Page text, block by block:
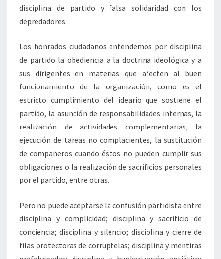
disciplina de partido y falsa solidaridad con los
depredadores.
Los honrados ciudadanos entendemos por disciplina
de partido la obediencia a la doctrina ideológica y a
sus dirigentes en materias que afecten al buen
funcionamiento de la organización, como es el
estricto cumplimiento del ideario que sostiene el
partido, la asunción de responsabilidades internas, la
realización de actividades complementarias, la
ejecución de tareas no complacientes, la sustitución
de compañeros cuando éstos no pueden cumplir sus
obligaciones o la realización de sacrificios personales
por el partido, entre otras.
Pero no puede aceptarse la confusión partidista entre
disciplina y complicidad; disciplina y sacrificio de
conciencia; disciplina y silencio; disciplina y cierre de
filas protectoras de corruptelas; disciplina y mentiras